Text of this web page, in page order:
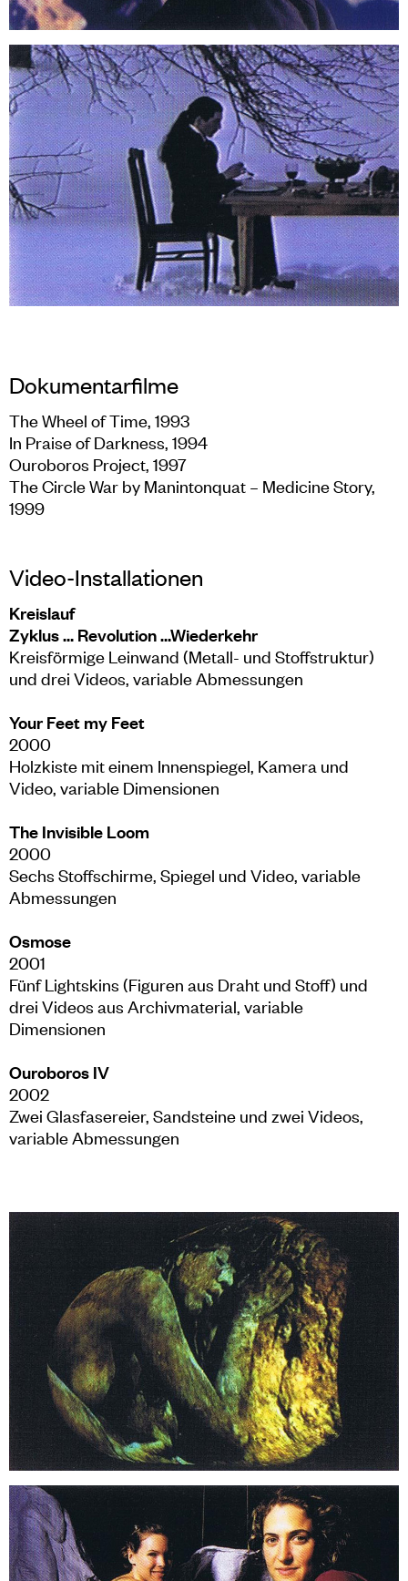
Dokumentarfilme
The Wheel of Time, 1993
In Praise of Darkness, 1994
Ouroboros Project, 1997
The Circle War by Manintonquat – Medicine Story,
1999
Video-Installationen
Kreislauf
Zyklus … Revolution …Wiederkehr
Kreisförmige Leinwand (Metall- und Stoffstruktur)
und drei Videos, variable Abmessungen
Your Feet my Feet
2000
Holzkiste mit einem Innenspiegel, Kamera und
Video, variable Dimensionen
The Invisible Loom
2000
Sechs Stoffschirme, Spiegel und Video, variable
Abmessungen
Osmose
2001
Fünf Lightskins (Figuren aus Draht und Stoff) und
drei Videos aus Archivmaterial, variable
Dimensionen
Ouroboros IV
2002
Zwei Glasfasereier, Sandsteine und zwei Videos,
variable Abmessungen